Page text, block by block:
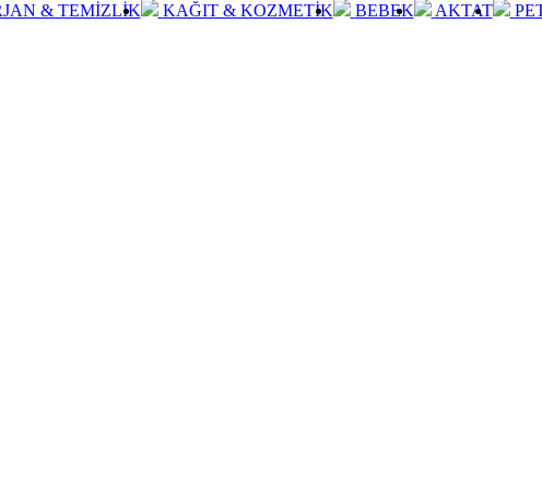
& TEMİZLİK KAĞIT & KOZMETİK BEBEK AKTAT